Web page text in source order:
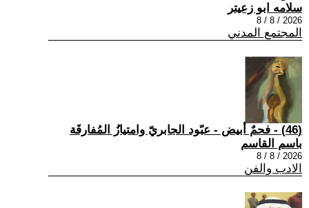
سلامه ابو زعيتر
2026 / 8 / 8
المجتمع المدني
(46) - فحمٌ أبيض - عبّود الجابريّ وامتيازُ المُفارقَة
باسم القاسم
2026 / 8 / 8
الادب والفن